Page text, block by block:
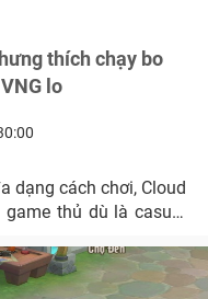
thích chạy bo
lo
dạng cách chơi, Cloud
thủ dù là casual